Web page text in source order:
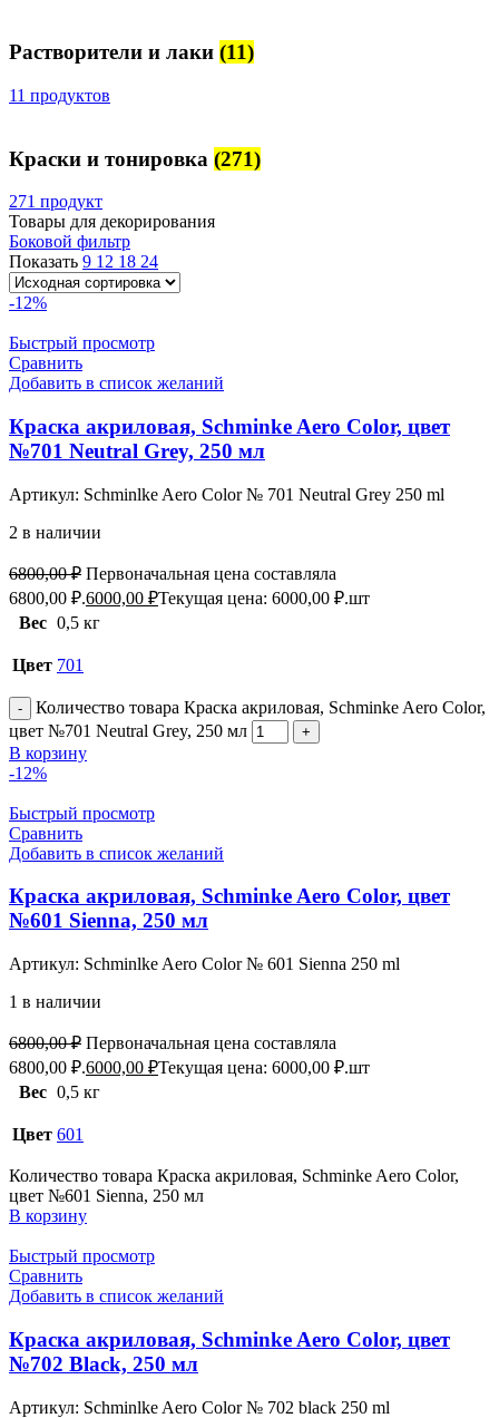
Растворители и лаки (11)
11 продуктов
Краски и тонировка (271)
271 продукт
Товары для декорирования
Боковой фильтр
Показать 9 12 18 24
-12%
Быстрый просмотр
Сравнить
Добавить в список желаний
Краска акриловая, Schminke Aero Color, цвет
№701 Neutral Grey, 250 мл
Артикул: Schminlke Aero Color № 701 Neutral Grey 250 ml
2 в наличии
6800,00₽ Первоначальная цена составляла
6800,00 ₽.6000,00 ₽Текущая цена: 6000,00 ₽.шт
Вес 0,5 кг
Цвет 701
Количество товара Краска акриловая, Schminke Aero Color,
цвет №701 Neutral Grey, 250 мл
В корзину
-12%
Быстрый просмотр
Сравнить
Добавить в список желаний
Краска акриловая, Schminke Aero Color, цвет
№601 Sienna, 250 мл
Артикул: Schminlke Aero Color № 601 Sienna 250 ml
1 в наличии
6800,00₽ Первоначальная цена составляла
6800,00 ₽.6000,00 ₽Текущая цена: 6000,00 ₽.шт
Вес 0,5 кг
Цвет 601
Количество товара Краска акриловая, Schminke Aero Color,
цвет №601 Sienna, 250 мл
В корзину
Быстрый просмотр
Сравнить
Добавить в список желаний
Краска акриловая, Schminke Aero Color, цвет
№702 Black, 250 мл
Артикул: Schminlke Aero Color № 702 black 250 ml